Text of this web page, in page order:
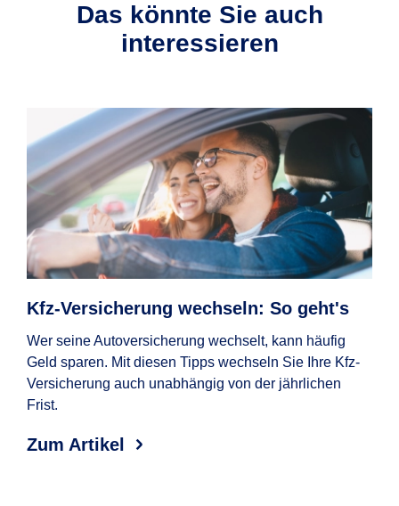
Das könnte Sie auch
interessieren
Kfz-Versicherung wechseln: So geht's
Wer seine Autoversicherung wechselt, kann häufig
Geld sparen. Mit diesen Tipps wechseln Sie Ihre Kfz-
Versicherung auch unabhängig von der jährlichen
Frist.
Zum Artikel